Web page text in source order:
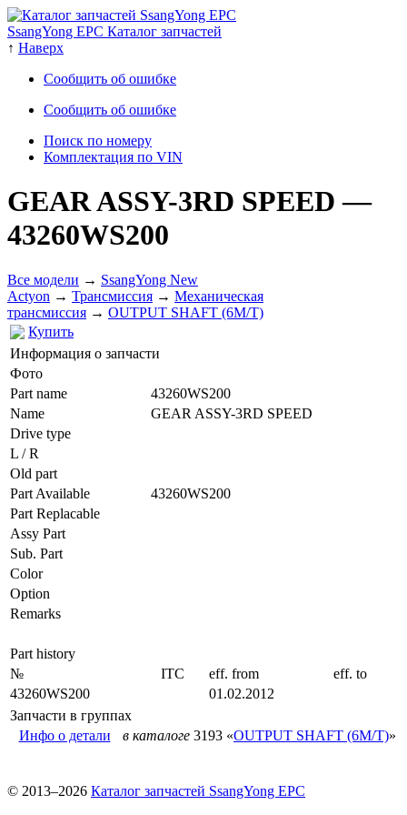
SsangYong EPC Каталог запчастей
↑ Наверх
Сообщить об ошибке
Сообщить об ошибке
Поиск по номеру
Комплектация по VIN
GEAR ASSY-3RD SPEED—
43260WS200
Все модели → SsangYong New
Actyon → Трансмиссия → Механическая
трансмиссия → OUTPUT SHAFT (6M/T)
Купить
Информация о запчасти
Фото
Part name
43260WS200
Name
GEAR ASSY-3RD SPEED
Drive type
L / R
Old part
Part Available
43260WS200
Part Replacable
Assy Part
Sub. Part
Color
Option
Remarks
Part history
№
ITC eff. from
eff. to
43260WS200
01.02.2012
Запчасти в группах
Инфо о детали
в каталоге 3193 «OUTPUT SHAFT (6M/T)»
© 2013–2026 Каталог запчастей SsangYong EPC